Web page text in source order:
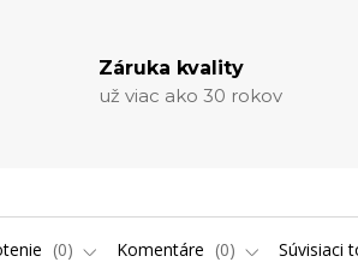
Záruka kvality
už viac ako 30 rokov
0 Komentáre 0 Súvisiaci